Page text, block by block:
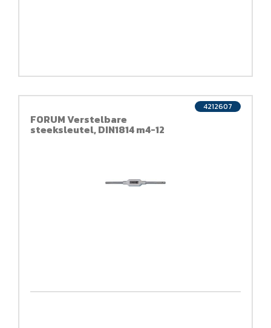
FORUM Verstelbare
steeksleutel, DIN1814 m4-12
4212607